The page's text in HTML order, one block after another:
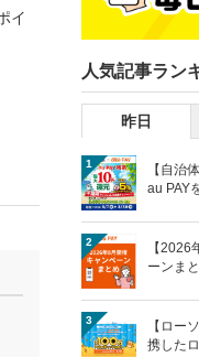
イ
人気記事ラン
昨日
1
【自治
au PAY
2
【
ーンまと
3
【ロー
携したロ